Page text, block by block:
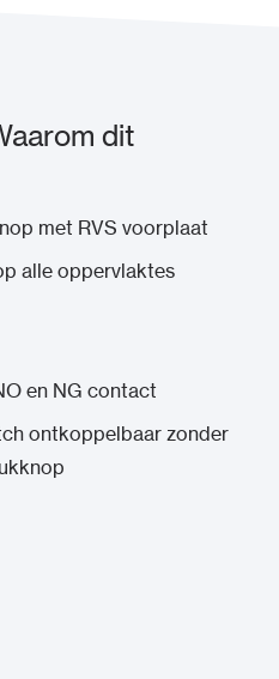
dit
met RVS voorplaat
alle oppervlaktes
en NG contact
ontkoppelbaar zonder